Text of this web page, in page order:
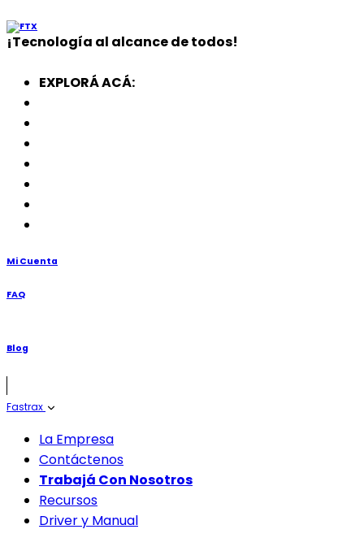
¡Tecnología al alcance de todos!
EXPLORÁ ACÁ:
Mi Cuenta
FAQ
Blog
Fastrax
La Empresa
Contáctenos
Trabajá Con Nosotros
Recursos
Driver y Manual